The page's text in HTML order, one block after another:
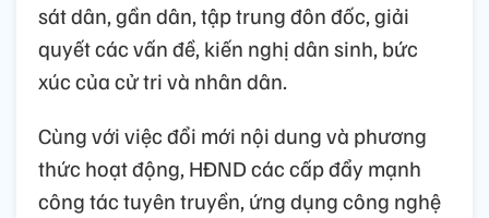
sát dân, gần dân, tập trung đôn đốc, giải
quyết các vấn đề, kiến nghị dân sinh, bức
xúc của cử tri và nhân dân.
Cùng với việc đổi mới nội dung và phương
thức hoạt động, HĐND các cấp đẩy mạnh
công tác tuyên truyền, ứng dụng công nghệ